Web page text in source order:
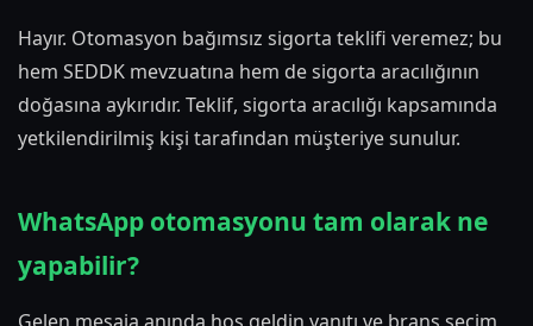
Hayır. Otomasyon bağımsız sigorta teklifi veremez; bu
hem SEDDK mevzuatına hem de sigorta aracılığının
doğasına aykırıdır. Teklif, sigorta aracılığı kapsamında
yetkilendirilmiş kişi tarafından müşteriye sunulur.
WhatsApp otomasyonu tam olarak ne
yapabilir?